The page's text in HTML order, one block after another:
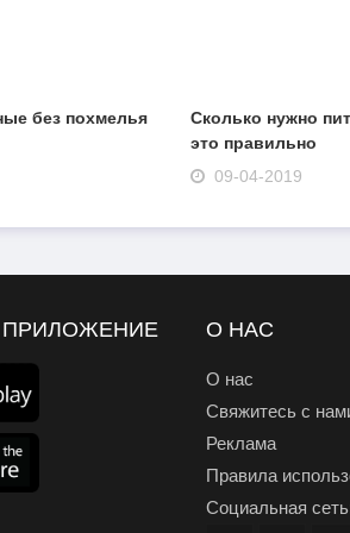
без похмелья
Сколько нужно
это правильно
09-04-2019
О НАС
О нас
Свяжитесь с
Реклама
Правила
Социальная